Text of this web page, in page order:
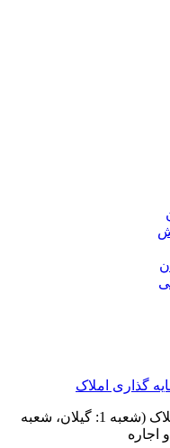
کاسپی لند برند معتبر سرمایه گذاری املاک (شعبه 1: گیلان، شعبه